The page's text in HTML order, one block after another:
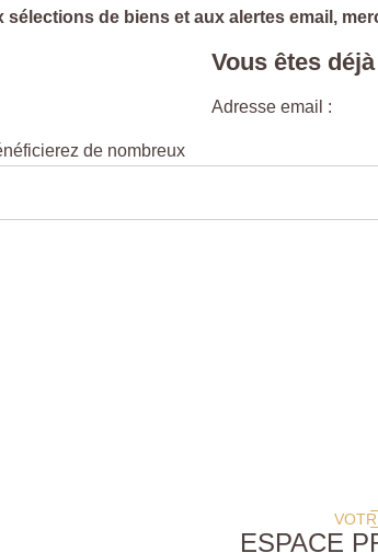
sélections de biens et aux alertes email,
de nombreux
vous engage en
Vous êtes
Adresse email :
ESPACE